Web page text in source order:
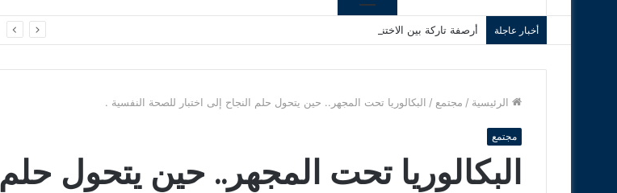
أخبار عاجلة أرصفة تاركة بين الاختناق وسوء التهيئة.. هل فقد الراجل حقه في التنقل الآمن؟
الرئيسية / مجتمع / البكالوريا تحت المجهر.. حين يتحول حلم النجاح إلى اختبار للصحة النفسية .
مجتمع
البكالوريا تحت المجهر.. حين يتحول حلم